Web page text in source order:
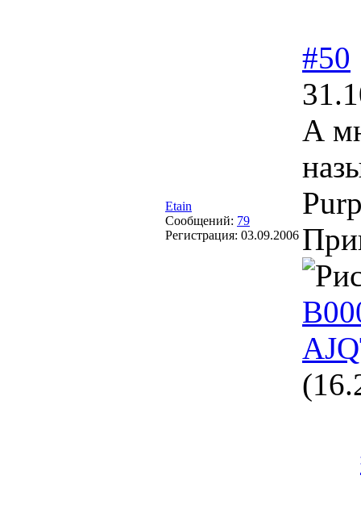
Etain
Сообщений: 79
Регистрация: 03.09.2006
#50
А